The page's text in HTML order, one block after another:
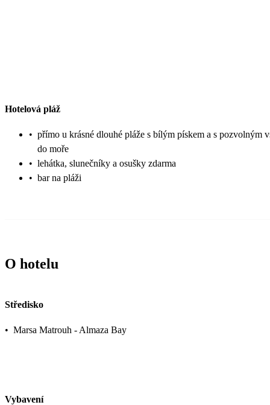
Hotelová pláž
• přímo u krásné dlouhé pláže s bílým pískem a s pozvolným
do moře
• lehátka, slunečníky a osušky zdarma
• bar na pláži
O hotelu
Středisko
• Marsa Matrouh - Almaza Bay
Vybavení